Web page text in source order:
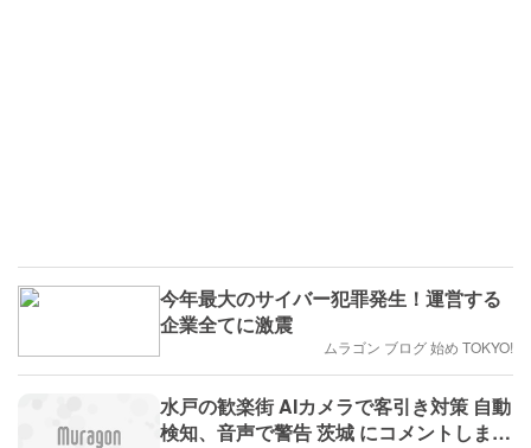
今年最大のサイバー犯罪発生！運営する
企業全てに激震
ムラゴン ブログ 始め TOKYO!
水戸の歓楽街 AIカメラで客引き対策 自動
検知、音声で警告 茨城 にコメントしまし